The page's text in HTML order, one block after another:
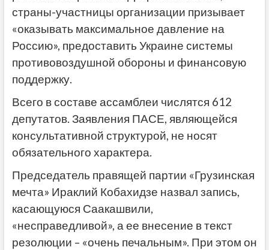
страны-участницы организации призывает
«оказывать максимальное давление на
Россию», предоставить Украине системы
противовоздушной обороны и финансовую
поддержку.
Всего в составе ассамблеи числятся 612
депутатов. Заявления ПАСЕ, являющейся
консультативной структурой, не носят
обязательного характера.
Председатель правящей партии «Грузинская
мечта» Ираклий Кобахидзе назвал запись,
касающуюся Саакашвили,
«несправедливой», а ее внесение в текст
резолюции – «очень печальным». При этом он